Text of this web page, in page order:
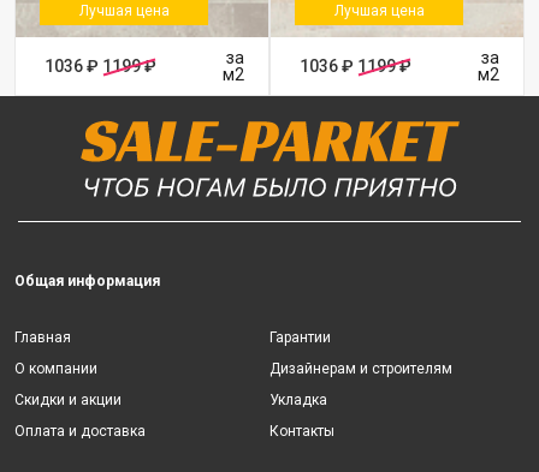
Лучшая цена
1036 ₽ 1199 ₽
за
м2
Лучшая цена
1036 ₽ 1199 ₽
за
м2
Общая информация
Главная
О компании
Скидки и акции
Оплата и доставка
Гарантии
Дизайнерам и строителям
Укладка
Контакты